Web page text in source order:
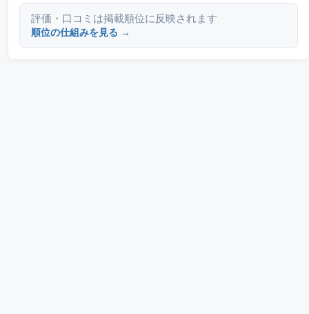
評価・口コミは掲載順位に反映されます
順位の仕組みを見る →